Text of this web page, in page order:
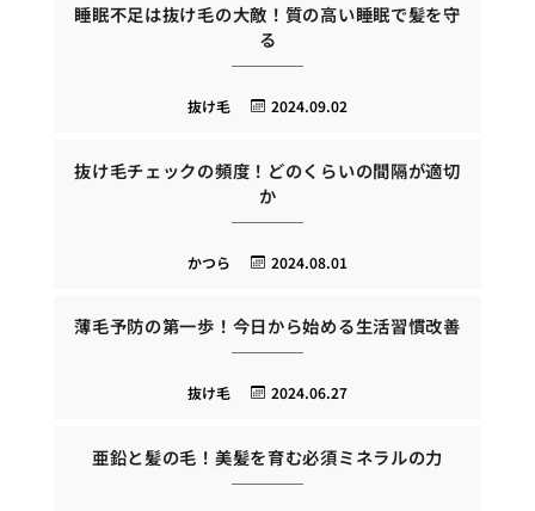
睡眠不足は抜け毛の大敵！質の高い睡眠で髪を守
る
2024.09.02
抜け毛
抜け毛チェックの頻度！どのくらいの間隔が適切
か
2024.08.01
かつら
薄毛予防の第一歩！今日から始める生活習慣改善
2024.06.27
抜け毛
亜鉛と髪の毛！美髪を育む必須ミネラルの力